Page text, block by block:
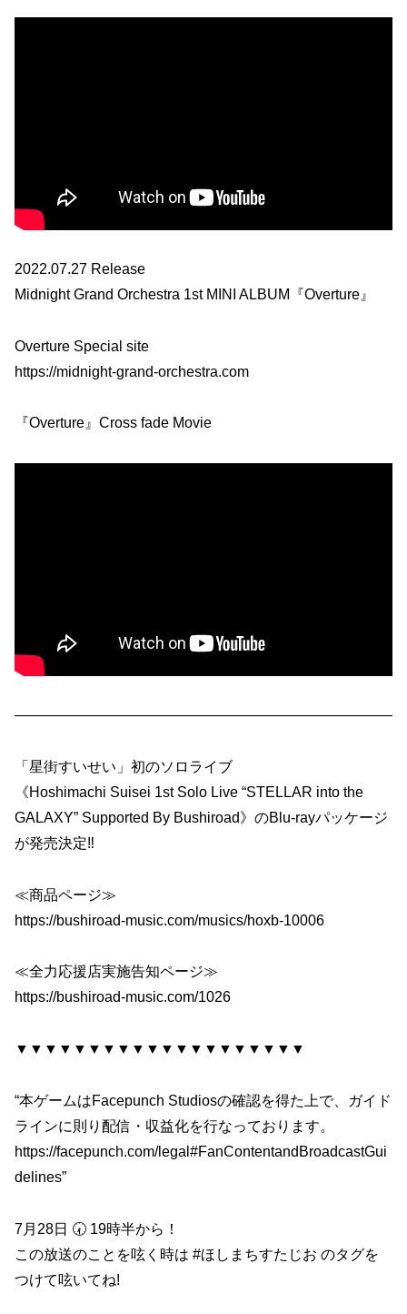
2022.07.27 Release
Midnight Grand Orchestra 1st MINI ALBUM『Overture』
Overture Special site
https://midnight-grand-orchestra.com
『Overture』Cross fade Movie
——————————————————————————
「星街すいせい」初のソロライブ
《Hoshimachi Suisei 1st Solo Live “STELLAR into the
GALAXY” Supported By Bushiroad》のBlu-rayパッケージ
が発売決定‼
≪商品ページ≫
https://bushiroad-music.com/musics/hoxb-10006
≪全力応援店実施告知ページ≫
https://bushiroad-music.com/1026
▼▼▼▼▼▼▼▼▼▼▼▼▼▼▼▼▼▼▼▼
“本ゲームはFacepunch Studiosの確認を得た上で、ガイド
ラインに則り配信・収益化を行なっております。
https://facepunch.com/legal#FanContentandBroadcastGui
delines”
7月28日 🕢 19時半から！
この放送のことを呟く時は #ほしまちすたじお のタグを
つけて呟いてね!